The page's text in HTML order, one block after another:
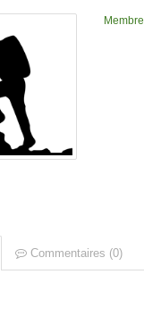
Commentaires (0)